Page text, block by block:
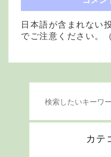
日本語が含まれない
でご注意ください。
カテ